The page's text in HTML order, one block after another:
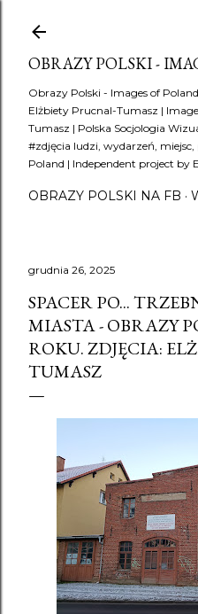
OBRAZY POLSKI -
Obrazy Polski - Images of
Elżbiety Prucnal-Tumasz |
Tumasz | Polska Socjologia
#zdjęcia ludzi, wydarzeń,
Poland | Independent project by
OBRAZY POLSKI NA FB
grudnia 26, 2025
SPACER PO...
MIASTA - OBRAZY
ROKU. ZDJĘCIA:
TUMASZ